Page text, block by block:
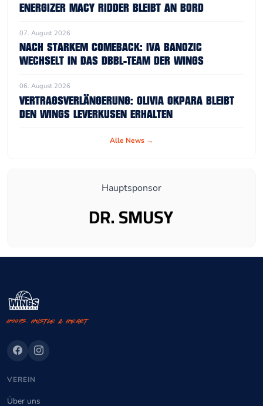
ENERGIZER MACY RIDDER BLEIBT AN BORD
07. August 2026
NACH STARKEM COMEBACK: IVA BANOZIC
WECHSELT IN DAS DBBL-TEAM DER WINGS
06. August 2026
VERTRAGSVERLÄNGERUNG: OLIVIA OKPARA BLEIBT
DEN WINGS LEVERKUSEN ERHALTEN
Alle News →
Hauptsponsor
Hoops. Hustle & Heart
VEREIN
Über uns